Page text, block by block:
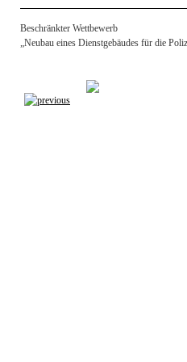
Beschränkter Wettbewerb
„Neubau eines Dienstgebäudes für die